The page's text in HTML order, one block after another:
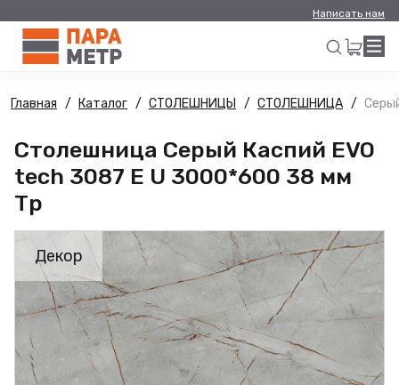
Написать нам
Искать
Главная Каталог СТОЛЕШНИЦЫ СТОЛЕШНИЦА
Столешница Серый Каспий EVO
tech 3087 E U 3000*600 38 мм
Тр
Декор